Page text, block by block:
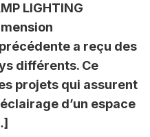
LIGHTING
a reçu des
différents. Ce
projets qui assurent
d’un espace